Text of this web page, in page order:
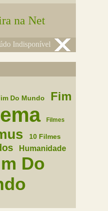
na Net
Indisponível
Do Mundo Fim
Filmes
10 Filmes
Humanidade
Do